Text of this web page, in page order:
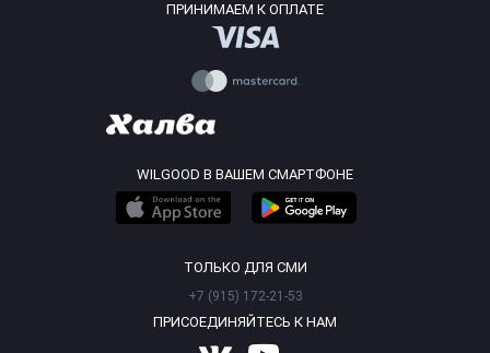
ПРИНИМАЕМ К ОПЛАТЕ
WILGOOD В ВАШЕМ СМАРТФОНЕ
ТОЛЬКО ДЛЯ СМИ
+7 (915) 172-21-53
ПРИСОЕДИНЯЙТЕСЬ К НАМ